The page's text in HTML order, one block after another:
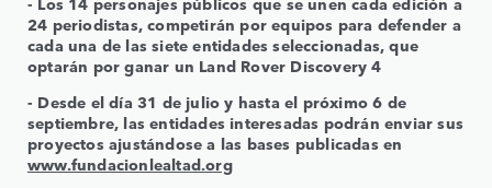
24 periodistas, competirán por equipos para defender a
cada una de las siete entidades seleccionadas, que
optarán por ganar un Land Rover Discovery 4
- Desde el día 31 de julio y hasta el próximo 6 de
septiembre, las entidades interesadas podrán enviar sus
proyectos ajustándose a las bases publicadas en
www.fundacionlealtad.org